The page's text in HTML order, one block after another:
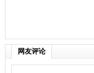
网友评论